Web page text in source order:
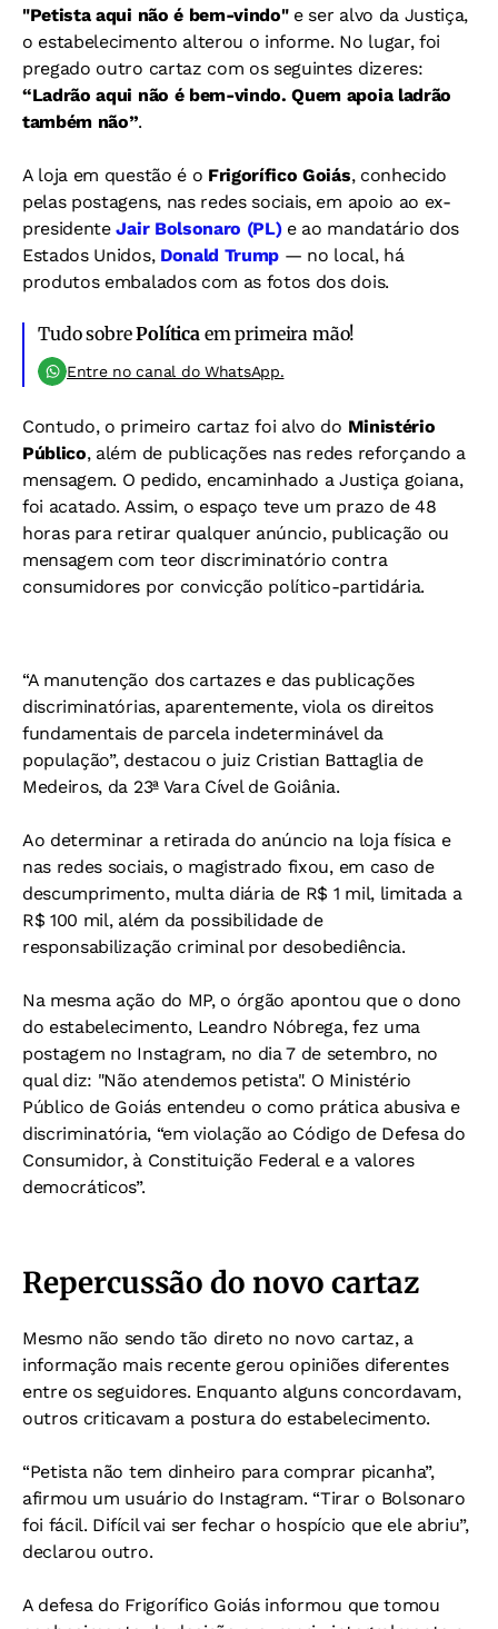
"Petista aqui não é bem-vindo"e ser alvo da Justiça,
o estabelecimento alterou o informe. No lugar, foi
pregado outro cartaz com os seguintes dizeres:
“Ladrão aqui não é bem-vindo. Quem apoia ladrão
também não”.
A loja em questão é o Frigorífico Goiás, conhecido
pelas postagens, nas redes sociais, em apoio ao ex-
presidenteJair Bolsonaro (PL)e ao mandatário dos
Estados Unidos, Donald Trump — no local, há
produtos embalados com as fotos dos dois.
Tudo sobrePolítica em primeira mão!
Entre no canal do WhatsApp.
Contudo, o primeiro cartaz foi alvo do Ministério
Público, além de publicações nas redes reforçando a
mensagem. O pedido, encaminhado a Justiça goiana,
foi acatado. Assim, o espaço teve um prazo de 48
horas para retirar qualquer anúncio, publicação ou
mensagem com teor discriminatório contra
consumidores por convicção político-partidária.
“A manutenção dos cartazes e das publicações
discriminatórias, aparentemente, viola os direitos
fundamentais de parcela indeterminável da
população”, destacou o juiz Cristian Battaglia de
Medeiros, da 23ª Vara Cível de Goiânia.
Ao determinar a retirada do anúncio na loja física e
nas redes sociais, o magistrado fixou, em caso de
descumprimento, multa diária de R$ 1 mil, limitada a
R$ 100 mil, além da possibilidade de
responsabilização criminal por desobediência.
Na mesma ação do MP, o órgão apontou que o dono
do estabelecimento, Leandro Nóbrega, fez uma
postagem no Instagram, no dia 7 de setembro, no
qual diz: "Não atendemos petista". O Ministério
Público de Goiás entendeu o como prática abusiva e
discriminatória, “em violação ao Código de Defesa do
Consumidor, à Constituição Federal e a valores
democráticos”.
Repercussão do novo cartaz
Mesmo não sendo tão direto no novo cartaz, a
informação mais recente gerou opiniões diferentes
entre os seguidores. Enquanto alguns concordavam,
outros criticavam a postura do estabelecimento.
“Petista não tem dinheiro para comprar picanha”,
afirmou um usuário do Instagram. “Tirar o Bolsonaro
foi fácil. Difícil vai ser fechar o hospício que ele abriu”,
declarou outro.
A defesa do Frigorífico Goiás informou que tomou